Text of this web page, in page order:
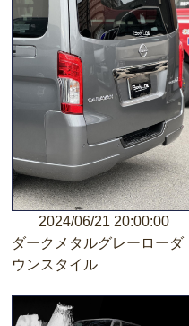
2024/06/21 20:00:00
ダークメタルグレーローダ
ウンスタイル